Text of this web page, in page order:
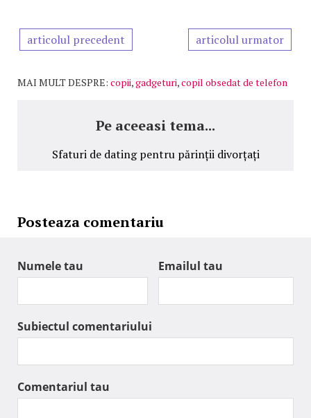
articolul precedent articolul urmator
MAI MULT DESPRE: copii,gadgeturi,copil obsedat de telefon
Pe aceeasi tema...
Sfaturi de dating pentru părinții divorțați
Posteaza comentariu
Numele tau Emailul tau
Subiectul comentariului
Comentariul tau